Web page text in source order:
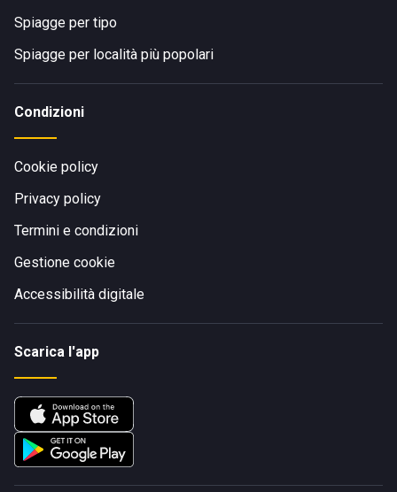
Spiagge per tipo
Spiagge per località più popolari
Condizioni
Cookie policy
Privacy policy
Termini e condizioni
Gestione cookie
Accessibilità digitale
Scarica l'app